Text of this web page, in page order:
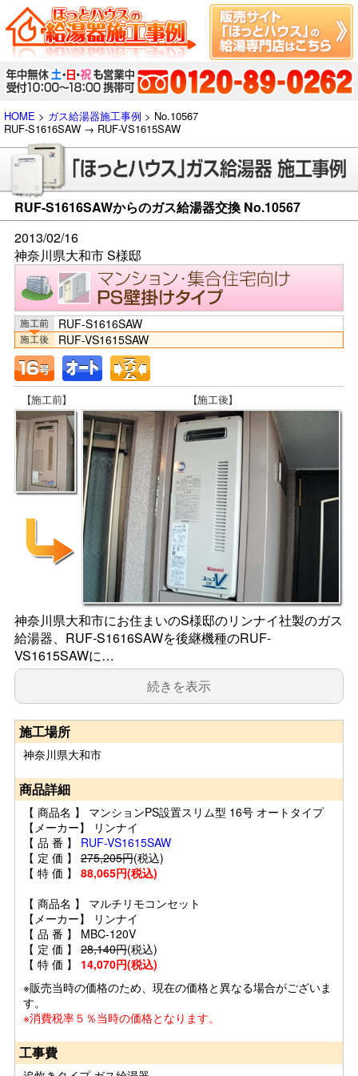
HOME > ガス給湯器施工事例 > No.10567
RUF-S1616SAW → RUF-VS1615SAW
RUF-S1616SAWからのガス給湯器交換 No.10567
2013/02/16
神奈川県大和市 S様邸
RUF-S1616SAW
RUF-VS1615SAW
神奈川県大和市にお住まいのS様邸のリンナイ社製のガス
給湯器、RUF-S1616SAWを後継機種のRUF-
VS1615SAWに…
続きを表示
施工場所
神奈川県大和市
商品詳細
【 商品名 】 マンションPS設置スリム型 16号 オートタイプ
【メーカー】 リンナイ
【 品 番 】 RUF-VS1615SAW
【 定 価 】 275,205円(税込)
【 特 価 】 88,065円(税込)
【 商品名 】 マルチリモコンセット
【メーカー】 リンナイ
【 品 番 】 MBC-120V
【 定 価 】 28,140円(税込)
【 特 価 】 14,070円(税込)
※販売当時の価格のため、現在の価格と異なる場合がございま
す。
※消費税率５％当時の価格となります。
工事費